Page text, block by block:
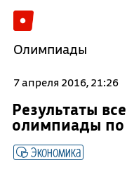
Олимпиады
7 апреля 2016, 21:26
Результаты
олимпиады по
Экономика